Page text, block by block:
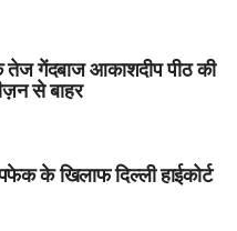
तेज गेंदबाज आकाशदीप पीठ की
से बाहर
के खिलाफ दिल्ली हाईकोर्ट